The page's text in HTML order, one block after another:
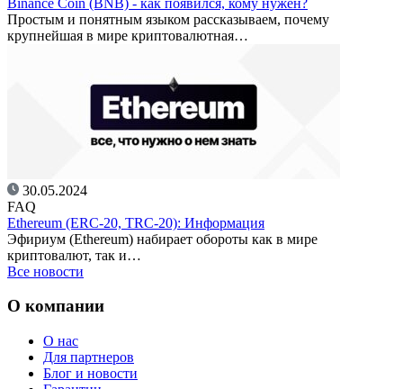
Простым и понятным языком рассказываем, почему
крупнейшая в мире криптовалютная…
30.05.2024
FAQ
Ethereum (ERC-20, TRC-20): Информация
Эфириум (Ethereum) набирает обороты как в мире
криптовалют, так и…
Все новости
О компании
О нас
Для партнеров
Блог и новости